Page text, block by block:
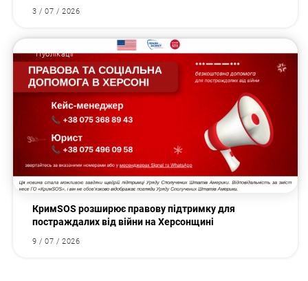
3 / 07 / 2026
Публікації
КримSOS розширює правову підтримку для
постраждалих від війни на Херсонщині
9 / 07 / 2026